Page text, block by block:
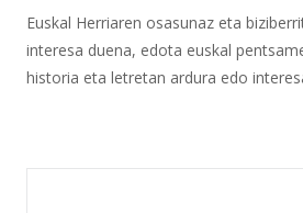
Euskal Herriaren osasunaz eta
interesa duena, edota euskal
historia eta letretan ardura edo